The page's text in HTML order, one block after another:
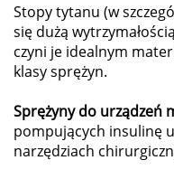
Stopy tytanu (w
się dużą
czyni je idealnym
klasy sprężyn.
Sprężyny do urządzeń
pompujących insulinę
narzędziach